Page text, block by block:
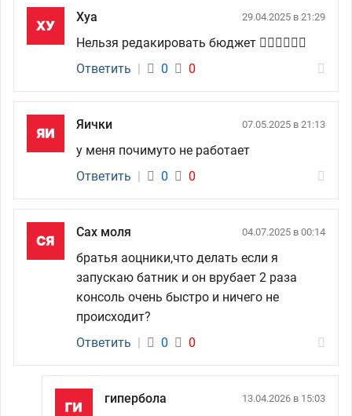
Хуа 29.04.2025 в 21:29
Нельзя редакировать бюджет 👎🏻👎🏻👎🏻
Ответить | 0 0
Яички 07.05.2025 в 21:13
у меня почимуто не работает
Ответить | 0 0
Сах моля 04.07.2025 в 00:14
братья аоцники,что делать если я
запускаю батник и он врубает 2 раза
консоль очень быстро и ничего не
происходит?
Ответить | 0 0
гипербола 13.04.2026 в 15:03